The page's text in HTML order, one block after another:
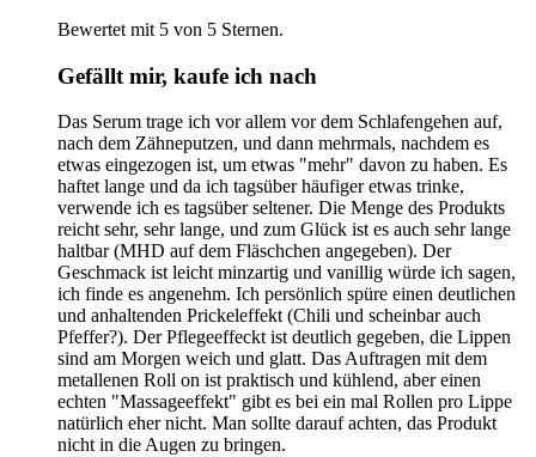
Bewertet mit 5 von 5 Sternen.
Gefällt mir, kaufe ich nach
Das Serum trage ich vor allem vor dem Schlafengehen auf,
nach dem Zähneputzen, und dann mehrmals, nachdem es
etwas eingezogen ist, um etwas "mehr" davon zu haben. Es
haftet lange und da ich tagsüber häufiger etwas trinke,
verwende ich es tagsüber seltener. Die Menge des Produkts
reicht sehr, sehr lange, und zum Glück ist es auch sehr lange
haltbar (MHD auf dem Fläschchen angegeben). Der
Geschmack ist leicht minzartig und vanillig würde ich sagen,
ich finde es angenehm. Ich persönlich spüre einen deutlichen
und anhaltenden Prickeleffekt (Chili und scheinbar auch
Pfeffer?). Der Pflegeeffeckt ist deutlich gegeben, die Lippen
sind am Morgen weich und glatt. Das Auftragen mit dem
metallenen Roll on ist praktisch und kühlend, aber einen
echten "Massageeffekt" gibt es bei ein mal Rollen pro Lippe
natürlich eher nicht. Man sollte darauf achten, das Produkt
nicht in die Augen zu bringen.